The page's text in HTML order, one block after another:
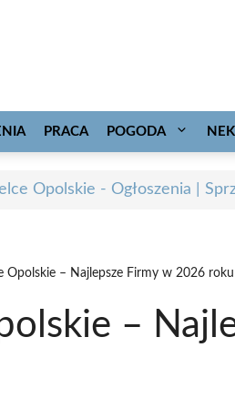
PRACA POGODA
Opolskie - Ogłoszenia |
Opolskie – Najlepsze Firmy w 2026 roku
–